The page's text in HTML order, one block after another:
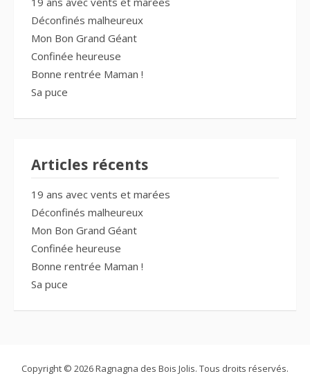
Déconfinés malheureux
Mon Bon Grand Géant
Confinée heureuse
Bonne rentrée Maman !
Sa puce
Articles récents
19 ans avec vents et marées
Déconfinés malheureux
Mon Bon Grand Géant
Confinée heureuse
Bonne rentrée Maman !
Sa puce
Copyright © 2026 Ragnagna des Bois Jolis. Tous droits réservés.